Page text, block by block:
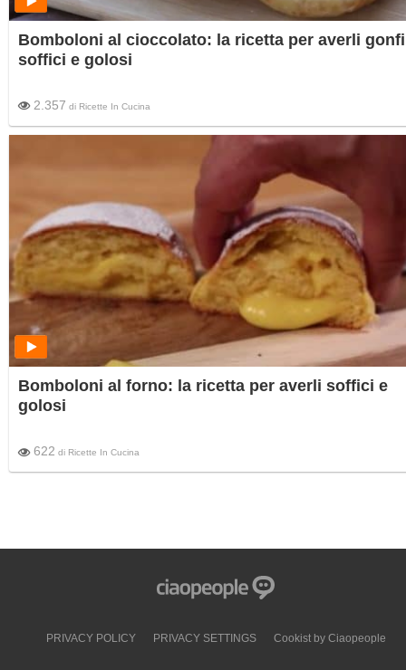
Bomboloni al cioccolato: la ricetta per averli
soffici e golosi
2.357 di Ricette In Cucina
Bomboloni al forno: la ricetta per averli soffici e
golosi
622 di Ricette In Cucina
PRIVACY POLICY PRIVACY SETTINGS Cookist by Ciaopeople